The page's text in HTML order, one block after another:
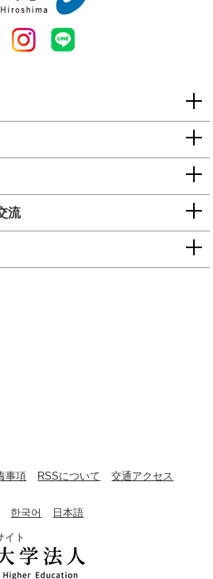
流
事項 RSSについて
交通アクセス
한국어 日本語
イト